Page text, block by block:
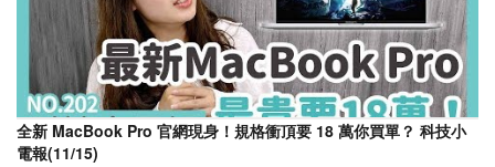
全新 MacBook Pro 官網現身！規格衝頂要 18 萬你買單？ 科技小
電報(11/15)